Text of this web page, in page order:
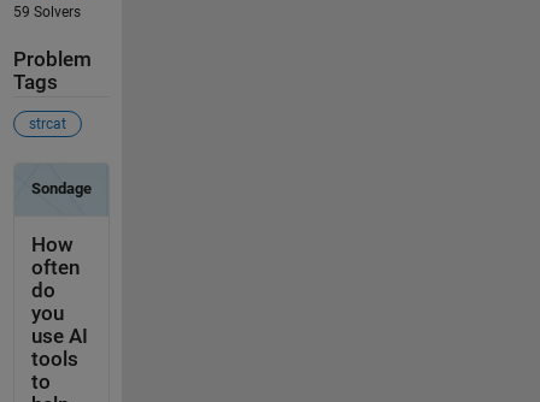
59 Solvers
Problem
Tags
strcat